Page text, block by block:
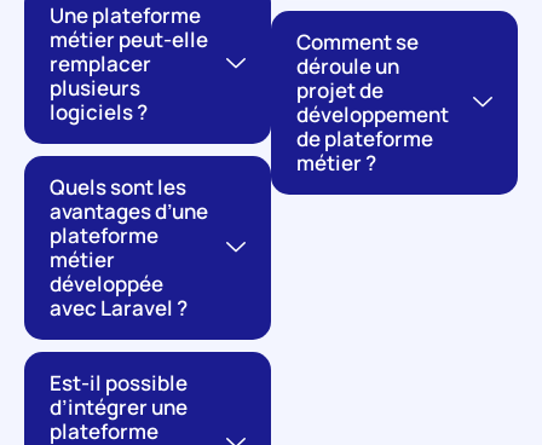
Une plateforme
métier peut-elle
remplacer
plusieurs
logiciels ?
Quels sont les
avantages d’une
plateforme
métier
développée
avec Laravel ?
Est-il possible
d’intégrer une
plateforme
Comment se
déroule un
projet de
développement
de plateforme
métier ?